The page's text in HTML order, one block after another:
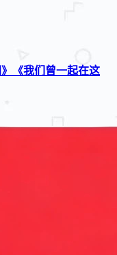
《我们曾一起在这